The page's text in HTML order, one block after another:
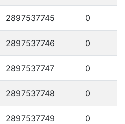
2897537745 0
2897537746 0
2897537747 0
2897537748 0
2897537749 0